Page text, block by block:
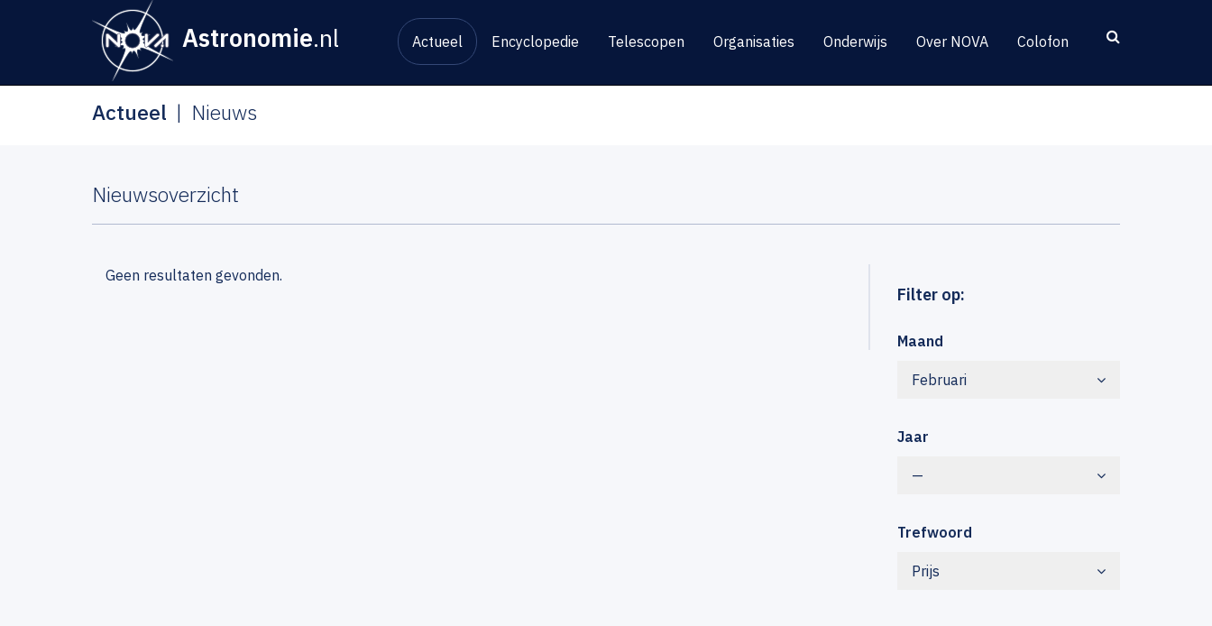
Astronomie.nl Actueel Encyclopedie Telescopen Organisaties Onderwijs Over NOVA Colofon
Actueel Nieuws
Nieuwsoverzicht
Filter op:
Maand
Februari
Jaar
—
Trefwoord
Prijs
Geen resultaten gevonden.